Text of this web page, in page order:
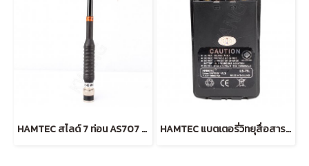
HAMTEC สไลด์ 7 ท่อน AS707 245 MHz (ฺBLACK) HAMTEC แบตเตอรี่วิทยุสื่อสาร IC-200C (BLACK)